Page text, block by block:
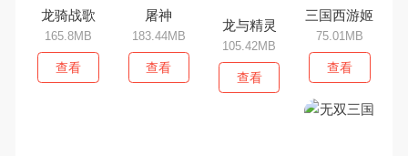
龙骑战歌
165.8MB
查看
屠神
183.44MB
查看
龙与精灵
105.42MB
查看
三国西游姬
75.01MB
查看